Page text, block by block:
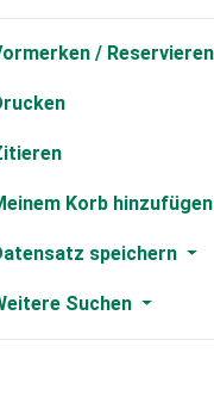
Korb hinzufügen
speichern
Suchen